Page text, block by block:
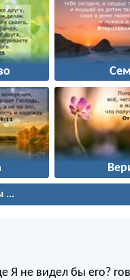
...
Я не видел бы его?